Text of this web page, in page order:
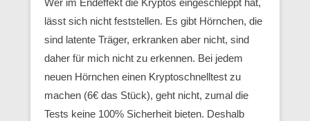
Wer im Endeffekt die Kryptos eingeschleppt hat,
lässt sich nicht feststellen. Es gibt Hörnchen, die
sind latente Träger, erkranken aber nicht, sind
daher für mich nicht zu erkennen. Bei jedem
neuen Hörnchen einen Kryptoschnelltest zu
machen (6€ das Stück), geht nicht, zumal die
Tests keine 100% Sicherheit bieten. Deshalb